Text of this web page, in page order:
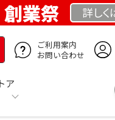
業祭 詳しく
ご利用案内
お問い合わせ
ア